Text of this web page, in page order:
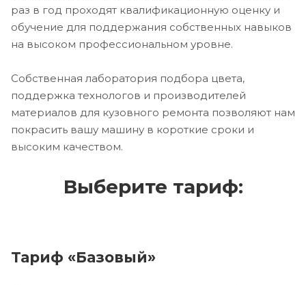
раз в год проходят квалификационную оценку и
обучение для поддержания собственных навыков
на высоком профессиональном уровне.
Собственная лаборатория подбора цвета,
поддержка технологов и производителей
материалов для кузовного ремонта позволяют нам
покрасить вашу машину в короткие сроки и
высоким качеством.
Выберите тариф:
Тариф «Базовый»